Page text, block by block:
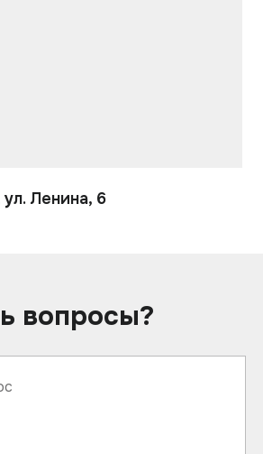
Ленина, 6
вопросы?